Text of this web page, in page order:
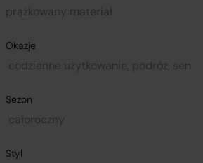
prążkowany materiał
Okazje
codzienne użytkowanie, podróż, sen
Sezon
całoroczny
Styl